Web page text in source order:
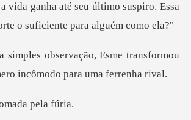
vida ganha até seu últ
Esme transformou